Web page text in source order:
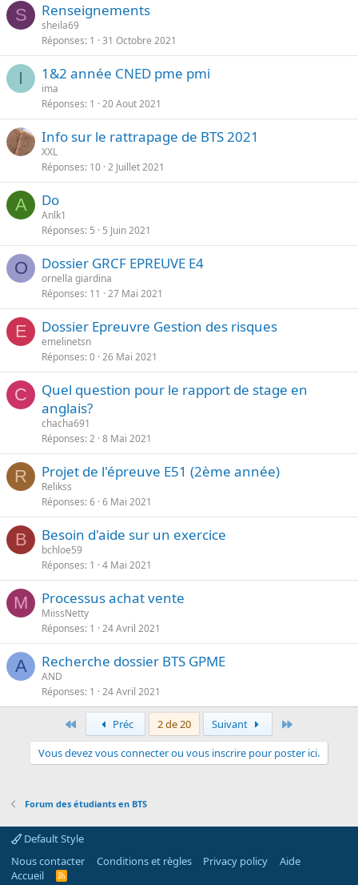
S Renseignements
sheila69
Réponses 1 31 Octobre 2021
I 1&2 année CNED pme pmi
ima
Réponses 1 20 Aout 2021
Info sur le rattrapage de BTS 2021
XXL
Réponses 10 2 Juillet 2021
A Do
Anlk1
Réponses 5 5 Juin 2021
O Dossier GRCF EPREUVE E4
ornella giardina
Réponses 11 27 Mai 2021
E Dossier Epreuvre Gestion des risques
emelinetsn
Réponses 0 26 Mai 2021
C
Quel question pour le rapport de stage en
anglais?
chacha691
Réponses 2 8 Mai 2021
R Projet de l'épreuve E51 (2ème année)
Relikss
Réponses 6 6 Mai 2021
B Besoin d'aide sur un exercice
bchloe59
Réponses 1 4 Mai 2021
M Processus achat vente
MiissNetty
Réponses 1 24 Avril 2021
A Recherche dossier BTS GPME
AND
Réponses 1 24 Avril 2021
PremierPréc 2 de 20 Suivant
Vous devez vous connecter ou vous inscrire pour poster ici.
Forum des étudiants en BTS
Default Style
Nous contacter
Conditions et règles Privacy policy
Aide
Accueil
R